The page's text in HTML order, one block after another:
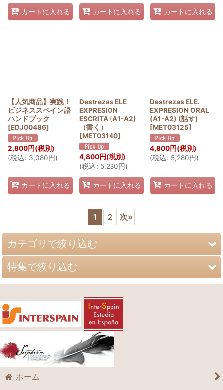
カートに入れる カートに入れる カートに入れる
【人気商品】実践！
ビジネススペイン語
ハンドブック
[EDJ00486]
2,800円(税別)
(税込: 3,080円)
カートに入れる
Destrezas ELE
EXPRESION
ESCRITA (A1-A2)
（書く）
[MET03140]
4,800円(税別)
(税込: 5,280円)
カートに入れる
Destrezas ELE.
EXPRESION ORAL
(A1-A2) (話す)
[MET03125]
4,800円(税別)
(税込: 5,280円)
カートに入れる
1 2 次»
カテゴリで絞り込む
SGELスペイン語教科書
できたね！スペイン語
DELE対策問題集
参考書：文法・語彙など
レベル別リーディング教材
特集で絞り込む
DELE A2 対策
DELE B1 対策
DELE B2 対策
DELE C1 対策
ホーム